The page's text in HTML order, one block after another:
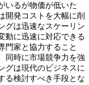
いるが物価が低いた
開発コストを大幅に削
グは迅速なスケーリン
動に迅速に対応できる
門家と協力すること
同時に市場競争力を強
グは現代のビジネスに
る検討すべき手段とな